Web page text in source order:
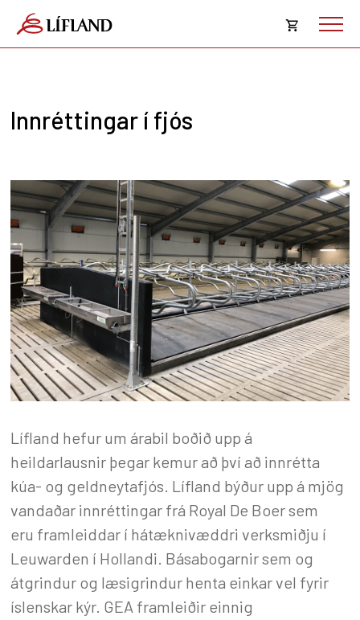
Opna
Innréttingar í fjós
Lífland hefur um árabil boðið upp á
heildarlausnir þegar kemur að því að innrétta
kúa- og geldneytafjós. Lífland býður upp á mjög
vandaðar innréttingar frá Royal De Boer sem
eru framleiddar í hátæknivæddri verksmiðju í
Leuwarden í Hollandi. Básabogarnir sem og
átgrindur og læsigrindur henta einkar vel fyrir
íslenskar kýr. GEA framleiðir einnig